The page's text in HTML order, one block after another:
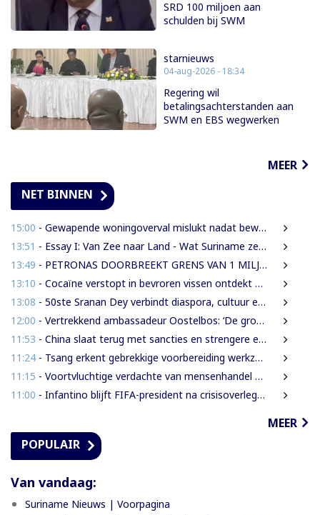
SRD 100 miljoen aan
schulden bij SWM
starnieuws
04-aug-2026 - 18:34
Regering wil
betalingsachterstanden aan
SWM en EBS wegwerken
MEER
NET BINNEN
15:00 - Gewapende woningoverval mislukt nadat bewoners en buren alarm slaan
13:51 - Essay I: Van Zee naar Land - Wat Suriname zelf moet weten over de Nieuwe Raffinaderij en Gas-to-Shore
13:49 - PETRONAS DOORBREEKT GRENS VAN 1 MILJARD VATEN IN BLOK 52 | WAT BETEKENT DEZE MIJLPAAL VOOR DE SURINAAMSE ECONOMIE?
13:10 - Cocaïne verstopt in bevroren vissen ontdekt bij douanecontrole
13:08 - 50ste Sranan Dey verbindt diaspora, cultuur en ondernemerschap in New York
12:00 - Vertrekkend ambassadeur Oostelbos: ‘De grootste rijkdom van Suriname zijn de mensen’
11:53 - China slaat terug met sancties en strengere exportregels in handelsconflict met VS
11:24 - Tsang erkent gebrekkige voorbereiding werkzaamheden Domineestraat
11:15 - Voortvluchtige verdachte van mensenhandel uitgeleverd door Guyana
11:00 - Infantino blijft FIFA-president na crisisoverleg en biedt excuses aan
MEER
POPULAIR
Van vandaag:
Suriname Nieuws | Voorpagina